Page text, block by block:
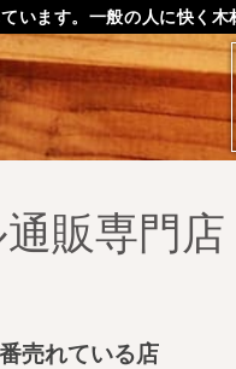
います。一般の人に快く木
通販専門
売れている店